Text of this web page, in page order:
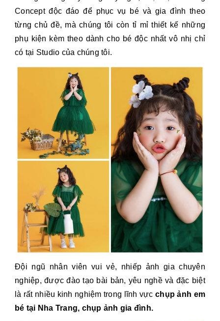
Concept độc đáo để phục vụ bé và gia đình theo
từng chủ đề, mà chúng tôi còn tỉ mỉ thiết kế những
phụ kiện kèm theo dành cho bé độc nhất vô nhị chỉ
có tại Studio của chúng tôi.
Đội ngũ nhân viên vui vẻ, nhiếp ảnh gia chuyên
nghiệp, được đào tạo bài bản, yêu nghề và đặc biệt
là rất nhiều kinh nghiệm trong lĩnh vực chụp ảnh em
bé tại Nha Trang, chụp ảnh gia đình.